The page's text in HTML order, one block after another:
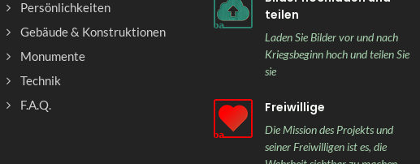
Persönlichkeiten
Gebäude & Konstruktionen
Monumente
Technik
F.A.Q.
teilen
Laden Sie Bilder vor und nach
Kriegsbeginn hoch und teilen Sie
sie
Freiwillige
Die Mission des Projekts und
seiner Freiwilligen ist es, die